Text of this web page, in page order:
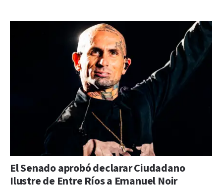
El Senado aprobó declarar Ciudadano
Ilustre de Entre Ríos a Emanuel Noir